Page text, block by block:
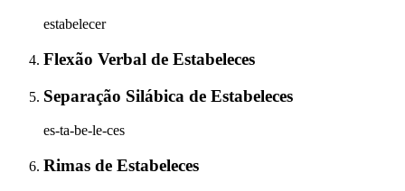
estabelecer
Flexão Verbal de Estabeleces
Separação Silábica de Estabeleces
es-ta-be-le-ces
Rimas de Estabeleces